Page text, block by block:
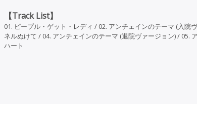
【Track List】
01. ピープル・ゲット・レディ / 02. アンチェインのテーマ (入院
ネルぬけて / 04. アンチェインのテーマ (退院ヴァージョン) / 05.
ハート